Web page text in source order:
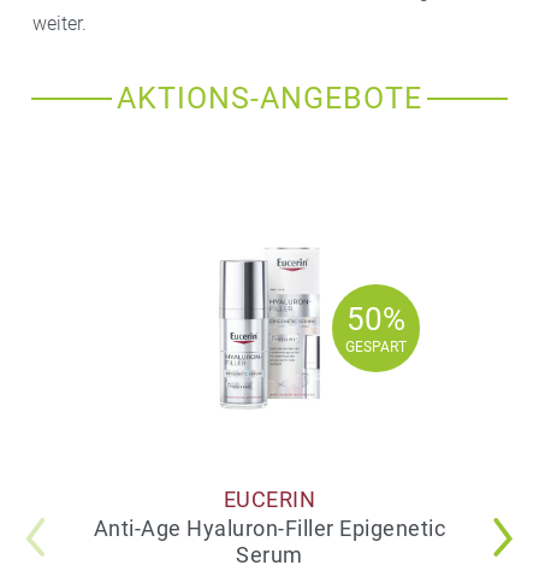
weiter.
AKTIONS-ANGEBOTE
50%
GESPART
50%
GESPART
EUCERIN
Anti-Age Hyaluron-Filler Epigenetic
Serum